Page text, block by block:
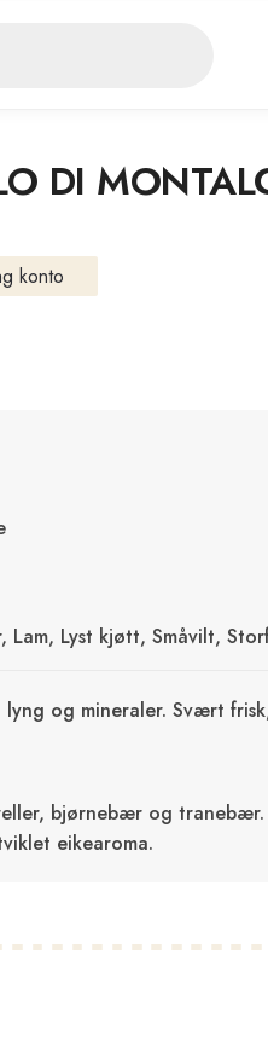
DI
konto
Lam, Lyst kjøtt, Småvilt,
og mineraler. Svært
bjørnebær og tranebær.
eikearoma.